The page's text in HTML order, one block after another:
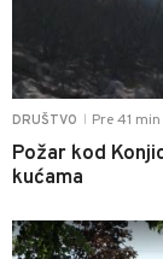
DRUŠTVO Pre 41 min
Požar kod
kućama